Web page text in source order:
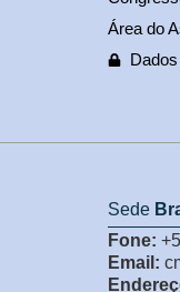
Área do
Sede
Fone:
Email: